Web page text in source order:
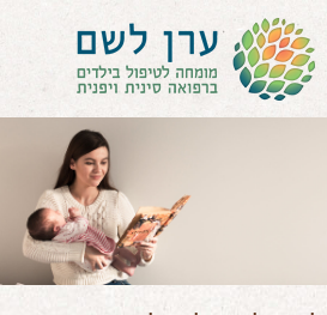
בית
הטיפול
על דיקור סיני ודיקור יפני לילדים
הילד לא מפסיק להיות חולה